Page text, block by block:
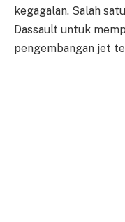
kegagalan. Salah
Dassault untuk
pengembangan jet